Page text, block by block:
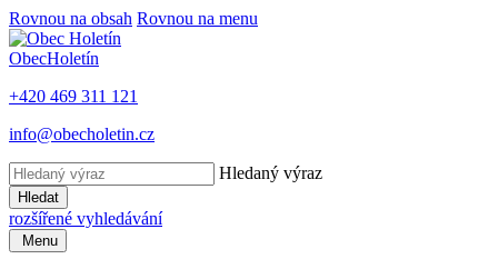
Rovnou na obsah Rovnou na menu
ObecHoletín
+420 469 311 121
info@obecholetin.cz
Hledaný výraz
Hledat
rozšířené vyhledávání
Menu